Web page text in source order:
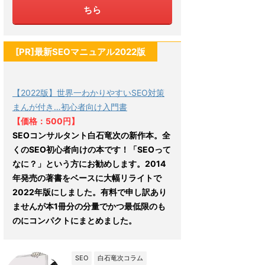
ちら
[PR]最新SEOマニュアル2022版
【2022版】世界一わかりやすいSEO対策
まんが付き…初心者向け入門書
【価格：500円】
SEOコンサルタント白石竜次の新作本。全
くのSEO初心者向けの本です！「SEOって
なに？」という方にお勧めします。2014
年発売の著書をベースに大幅リライトで
2022年版にしました。有料で申し訳あり
ませんが本1冊分の分量でかつ最低限のも
のにコンパクトにまとめました。
SEO 白石竜次コラム